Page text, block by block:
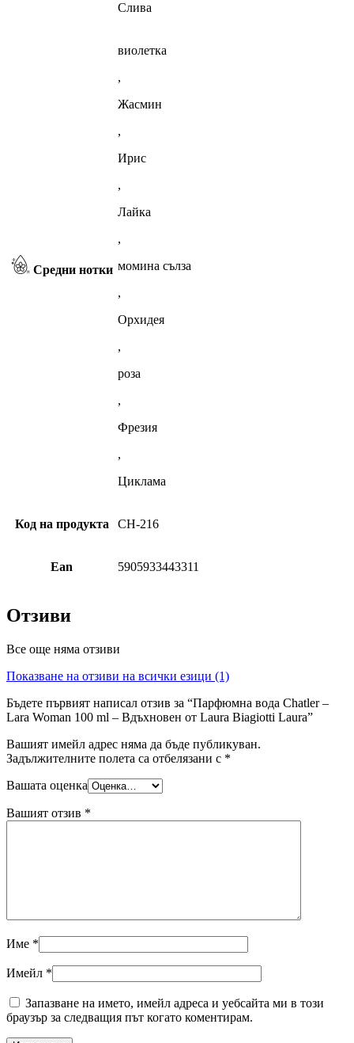
Слива
Средни нотки
виолетка
,
Жасмин
,
Ирис
,
Лайка
,
момина сълза
,
Орхидея
,
роза
,
Фрезия
,
Циклама
Код на продукта CH-216
Ean 5905933443311
Отзиви
Все още няма отзиви
Показване на отзиви на всички езици (1)
Бъдете първият написал отзив за “Парфюмна вода Chatler –
Lara Woman 100 ml – Вдъхновен от Laura Biagiotti Laura”
Вашият имейл адрес няма да бъде публикуван.
Задължителните полета са отбелязани с *
Вашата оценка
Вашият отзив *
Име *
Имейл *
Запазване на името, имейл адреса и уебсайта ми в този
браузър за следващия път когато коментирам.